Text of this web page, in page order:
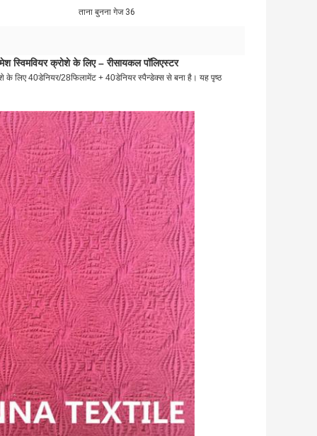
ताना बुनना गेज 36
क्रोशे के लिए – रीसायकल पॉलिएस्टर
के लिए 40डेनियर/28फिलामेंट + 40डेनियर स्पैन्डेक्स से बना है। यह पृष्ठ